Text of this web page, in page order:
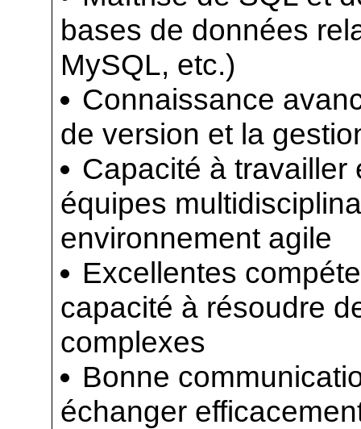
bases de données
MySQL, etc.)
Connaissance
de version et la
Capacité à
équipes
environnement agile
Excellentes
capacité à résoudre
complexes
Bonne
échanger